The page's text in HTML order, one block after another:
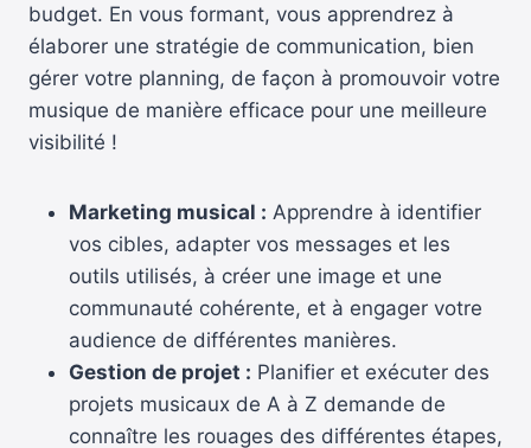
budget. En vous formant, vous apprendrez à
élaborer une stratégie de communication, bien
gérer votre planning, de façon à promouvoir votre
musique de manière efficace pour une meilleure
visibilité !
Marketing musical : Apprendre à identifier
vos cibles, adapter vos messages et les
outils utilisés, à créer une image et une
communauté cohérente, et à engager votre
audience de différentes manières.
Gestion de projet : Planifier et exécuter des
projets musicaux de A à Z demande de
connaître les rouages des différentes étapes,